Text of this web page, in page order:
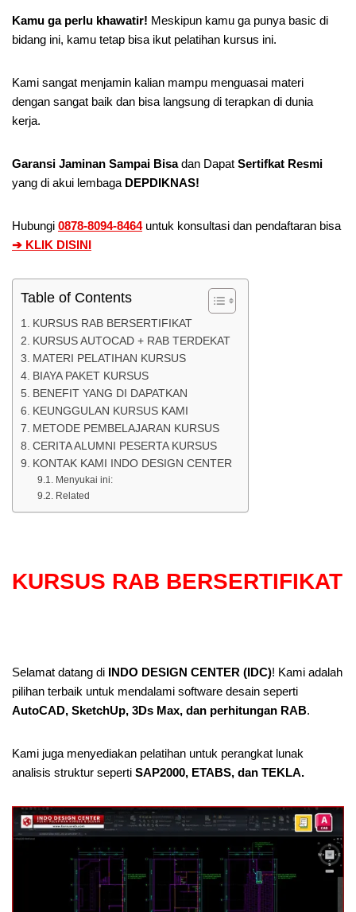
Kamu ga perlu khawatir! Meskipun kamu ga punya basic di
bidang ini, kamu tetap bisa ikut pelatihan kursus ini.
Kami sangat menjamin kalian mampu menguasai materi
dengan sangat baik dan bisa langsung di terapkan di dunia
kerja.
Garansi Jaminan Sampai Bisadan Dapat Sertifkat Resmi
yang di akui lembaga DEPDIKNAS!
Hubungi 0878-8094-8464untuk konsultasi dan pendaftaran bisa
➔ KLIK DISINI
Table of Contents
KURSUS RAB BERSERTIFIKAT
KURSUS AUTOCAD + RAB TERDEKAT
MATERI PELATIHAN KURSUS
BIAYA PAKET KURSUS
BENEFIT YANG DI DAPATKAN
KEUNGGULAN KURSUS KAMI
METODE PEMBELAJARAN KURSUS
CERITA ALUMNI PESERTA KURSUS
KONTAK KAMI INDO DESIGN CENTER
Menyukai ini:
Related
KURSUS RAB BERSERTIFIKAT
Selamat datang di INDO DESIGN CENTER (IDC)! Kami adalah
pilihan terbaik untuk mendalami software desain seperti
AutoCAD, SketchUp, 3Ds Max, dan perhitungan RAB.
Kami juga menyediakan pelatihan untuk perangkat lunak
analisis struktur seperti SAP2000, ETABS, dan TEKLA.